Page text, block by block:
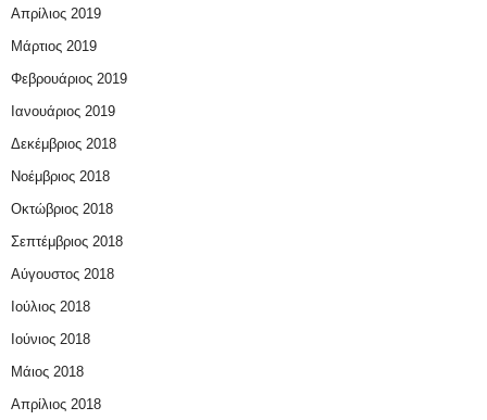
Απρίλιος 2019
Μάρτιος 2019
Φεβρουάριος 2019
Ιανουάριος 2019
Δεκέμβριος 2018
Νοέμβριος 2018
Οκτώβριος 2018
Σεπτέμβριος 2018
Αύγουστος 2018
Ιούλιος 2018
Ιούνιος 2018
Μάιος 2018
Απρίλιος 2018